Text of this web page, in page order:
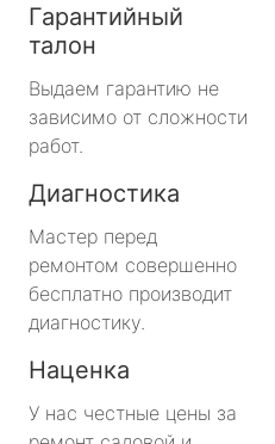
Гарантийный
талон
Выдаем гарантию не
зависимо от сложности
работ.
Диагностика
Мастер перед
ремонтом совершенно
бесплатно производит
диагностику.
Наценка
У нас честные цены за